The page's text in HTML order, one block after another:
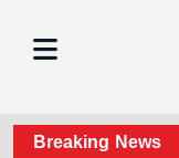
Breaking News
తెలంగాణ రాష్ట్ర సాధన